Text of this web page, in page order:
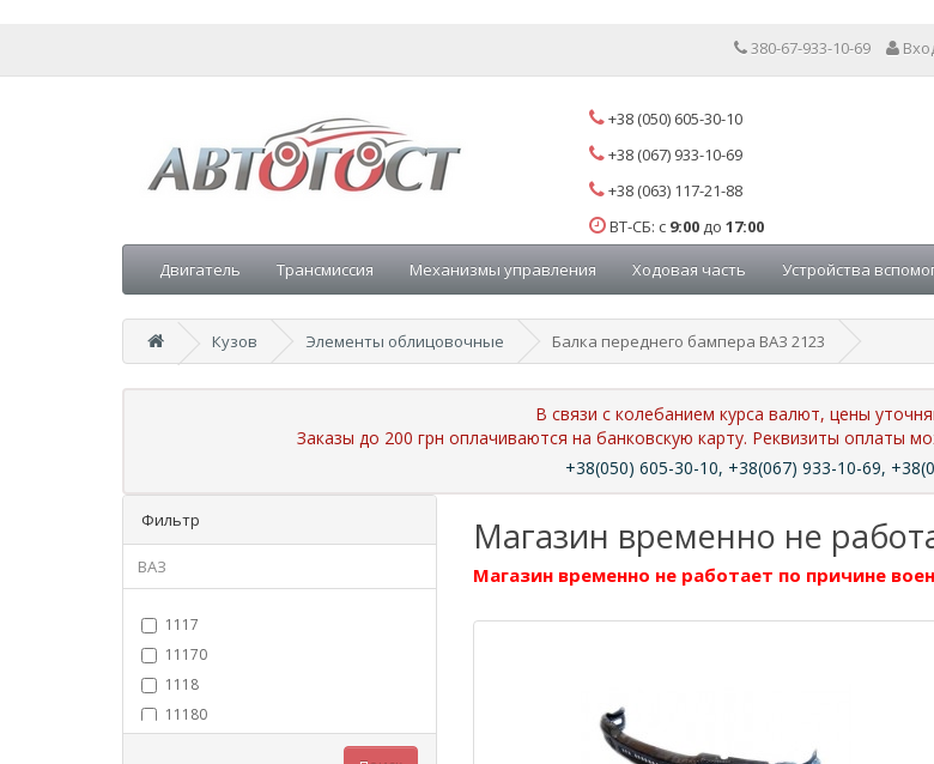
380-67-933-10-69
+38 (050) 605-30-10
+38 (067) 933-10-69
+38 (063) 117-21-88
ВТ-СБ: с 9:00 до 17:00
Двигатель Трансмиссия Механизмы управления Ходовая часть Устройства
Кузов Элементы облицовочные Балка переднего бампера ВАЗ 2123
В связи с колебанием курса валют, цены
Заказы до 200 грн оплачиваются на банковскую карту. Реквизиты оплаты
+38(050) 605-30-10, +38(067) 933-10-69,
Фильтр
ВАЗ
1117
11170
1118
11180
Магазин временно не
Магазин временно не работает по причине